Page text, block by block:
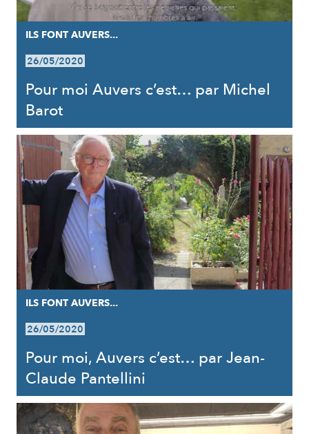
ILS FONT AUVERS...
26/05/2020
Pour moi Auvers c’est… par Michel
Barot
ILS FONT AUVERS...
26/05/2020
Pour moi, Auvers c’est… par Jean-
Claude Pantellini